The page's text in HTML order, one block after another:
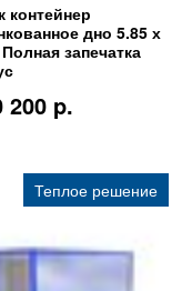
контейнер
дно 5.85 х
запечатка
200 p.
Теплое решение